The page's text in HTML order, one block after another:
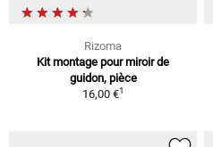
Rizoma
Kit montage pour miroir de
guidon, pièce
16,00 €1